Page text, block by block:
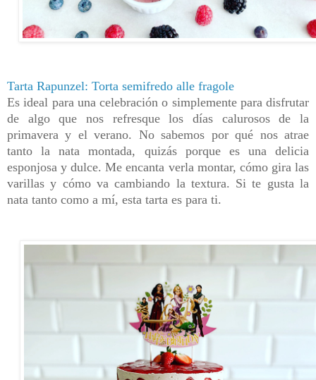
Tarta Rapunzel: Torta semifredo alle fragole
Es ideal para una celebración o simplemente para disfrutar
de algo que nos refresque los días calurosos de la
primavera y el verano. No sabemos por qué nos atrae
tanto la nata montada, quizás porque es una delicia
esponjosa y dulce. Me encanta verla montar, cómo gira las
varillas y cómo va cambiando la textura. Si te gusta la
nata tanto como a mí, esta tarta es para ti.